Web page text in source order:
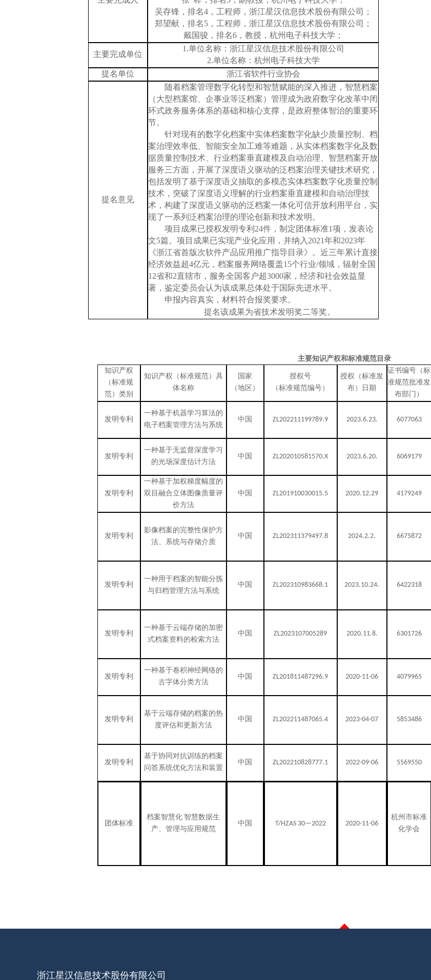
吴存锋，排名4， 工程师，浙江星汉信息技术股份有限公司；
郑望献，排名5， 工程师，浙江星汉信息技术股份有限公司；
戴国骏，排名6，教授，杭州电子科技大学；
主要完成单位
1.单位名称： 浙江星汉信息技术股份有限公司
2.单位名称： 杭州电子科技大学
提名单位
浙江省软件行业协会
提名意见
随着档案管理数字化转型和智慧赋能的深入推进，智慧档案
（大型档案馆、企事业等泛档案）管理成为政府数字化改革中闭
环式政务服务体系的基础和核心支撑，是政府整体智治的重要环
节。
针对现有的数字化档案中实体档案数字化缺少质量控制、档
案治理效率低、智能安全加工难等难题，从实体档案数字化及数
据质量控制技术、行业档案垂直建模及自动治理、智慧档案开放
服务三方面，开展了深度语义驱动的泛档案治理关键技术研究，
包括发明了基于深度语义抽取的多模态实体档案数字化质量控制
技术，突破了深度语义理解的行业档案垂直建模和自动治理技
术，构建了深度语义驱动的泛档案一体化可信开放利用平台，实
现了一系列泛档案治理的理论创新和技术发明。
项目成果已授权发明专利 24件，制定团体标准1项，发表论
文5篇。项目成果已实现产业化应用，并纳入2021年和2023年
《浙江省首版次软件产品应用推广指导目录》。近三年累计直接
经济效益超4亿元，档案服务网络覆盖15个行业/领域，辐射全国
12省和2直辖市，服务全国客户超3000家，经济和社会效益显
著，鉴定委员会认为该成果总体处于国际先进水平。
申报内容真实，材料符合报奖要求。
提名该成果为省技术发明奖二等奖。
主要知识产权和标准规范目录
知识产权
（标准规
范）类别
知识产权（标准规范）具
体名称
国家
（地区）
授权号
（标准规范编号）
授权（标准发
布）日期
证书编号（标
准规范批准发
布部门）
发明专利
一种基于机器学习算法的
电子档案管理方法与系统
中国 ZL202211199789.9 2023.6.23. 6077063
发明专利
一种基于无监督深度学习
的光场深度估计方法
中国 ZL202010581570.X 2023.6.20. 6069179
发明专利
一种基于加权梯度幅度的
双目融合立体图像质量评
价方法
中国 ZL201910030015.5 2020.12.29 4179249
发明专利
影像档案的完整性保护方
法、系统与存储介质
中国 ZL202311379497.8 2024.2.2. 6675872
发明专利
一种用于档案的智能分拣
与归档管理方法与系统
中国 ZL202310983668.1 2023.10.24. 6422318
发明专利
一种基于云端存储的加密
式档案资料的检索方法
中国 ZL2023107005289 2020.11.8. 6301726
发明专利
一种基于卷积神经网络的
古字体分类方法
中国 ZL201811487296.9 2020-11-06 4079965
发明专利
基于云端存储的档案的热
度评估和更新方法
中国 ZL202211487065.4 2023-04-07 5853486
发明专利
基于协同对抗训练的档案
问答系统优化方法和装置
中国 ZL202210828777.1 2022-09-06 5569550
团体标准
档案智慧化 智慧数据生
产、管理与应用规范
中国 T/HZAS 30—2022 2020-11-06
杭州市标准
化学会
浙江星汉信息技术股份有限公司